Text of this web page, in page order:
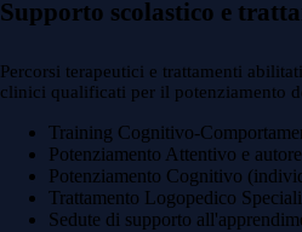
Supporto scolastico e
Percorsi terapeutici e trattamenti
clinici qualificati per il potenziamento
Training Cognitivo-
Potenziamento Attentivo e
Potenziamento Cognitivo
Trattamento Logopedico
Sedute di supporto